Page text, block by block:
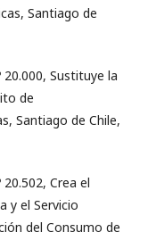
Santiago de
20.000, Sustituye la
de
Santiago de Chile,
Crea el
y el Servicio
del Consumo de